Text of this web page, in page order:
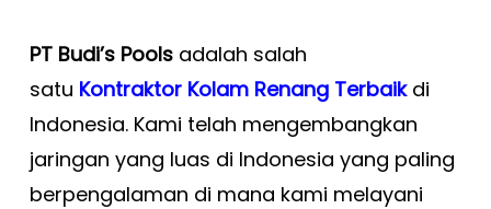
PT Budi’s Poolsadalah salah
satu Kontraktor Kolam Renang Terbaik di
Indonesia. Kami telah mengembangkan
jaringan yang luas di Indonesia yang paling
berpengalaman di mana kami melayani